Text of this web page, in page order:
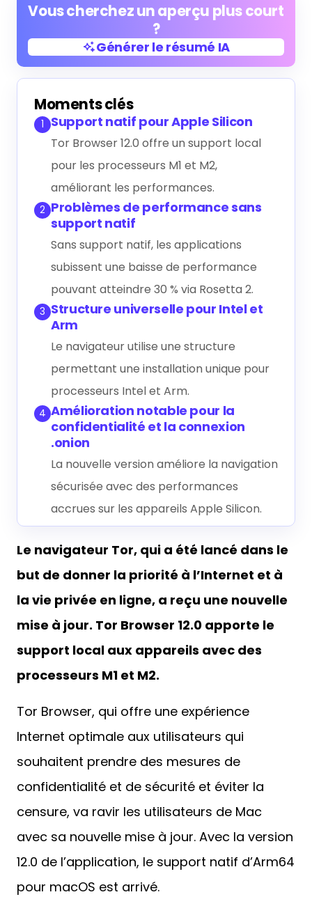
Vous cherchez un aperçu plus court
?
Générer le résumé IA
Générer le résumé IA
Moments clés
1 Support natif pour Apple Silicon
Tor Browser 12.0 offre un support local
pour les processeurs M1 et M2,
améliorant les performances.
2 Problèmes de performance sans
support natif
Sans support natif, les applications
subissent une baisse de performance
pouvant atteindre 30 % via Rosetta 2.
3 Structure universelle pour Intel et
Arm
Le navigateur utilise une structure
permettant une installation unique pour
processeurs Intel et Arm.
4 Amélioration notable pour la
confidentialité et la connexion
.onion
La nouvelle version améliore la navigation
sécurisée avec des performances
accrues sur les appareils Apple Silicon.
Le navigateur Tor, qui a été lancé dans le
but de donner la priorité à l’Internet et à
la vie privée en ligne, a reçu une nouvelle
mise à jour. Tor Browser 12.0 apporte le
support local aux appareils avec des
processeurs M1 et M2.
Tor Browser, qui offre une expérience
Internet optimale aux utilisateurs qui
souhaitent prendre des mesures de
confidentialité et de sécurité et éviter la
censure, va ravir les utilisateurs de Mac
avec sa nouvelle mise à jour. Avec la version
12.0 de l’application, le support natif d’Arm64
pour macOS est arrivé.